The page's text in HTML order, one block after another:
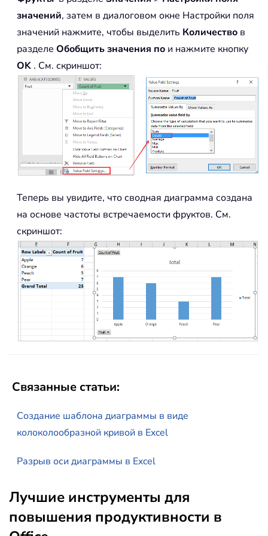
значений, затем в диалоговом окне Настройки поля
значений нажмите, чтобы выделить Количество в
разделе Обобщить значения по и нажмите кнопку
OK . См. скриншот:
Теперь вы увидите, что сводная диаграмма создана
на основе частоты встречаемости фруктов. См.
скриншот:
Связанные статьи:
Создание шаблона диаграммы в виде
колоколообразной кривой в Excel
Разрыв оси диаграммы в Excel
Лучшие инструменты для
повышения продуктивности в